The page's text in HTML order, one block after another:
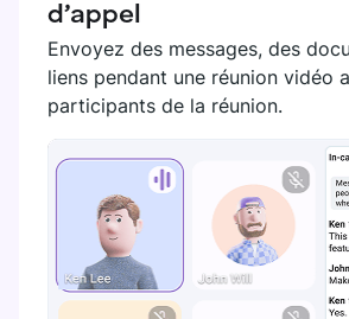
d’appel
Envoyez des messages, des
liens pendant une réunion vidéo
participants de la réunion.